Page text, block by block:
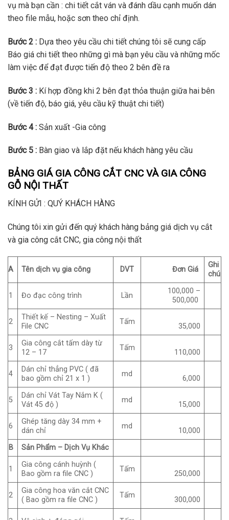
vụ mà bạn cần : chi tiết cắt ván và đánh dầu cạnh muốn dán
theo file mẫu, hoặc sơn theo chỉ định.
Bước 2 : Dựa theo yêu cầu chi tiết chúng tôi sẽ cung cấp
Báo giá chi tiết theo những gì mà bạn yêu cầu và những mốc
làm việc để đạt được tiến độ theo 2 bên đề ra
Bước 3 : Kí hợp đồng khi 2 bên đạt thỏa thuận giữa hai bên
(về tiến độ, báo giá, yêu cầu kỹ thuật chi tiết)
Bước 4 : Sản xuất -Gia công
Bước 5 : Bàn giao và lắp đặt nếu khách hàng yêu cầu
BẢNG GIÁ GIA CÔNG CẮT CNC VÀ GIA CÔNG
GỖ NỘI THẤT
KÍNH GỬI : QUÝ KHÁCH HÀNG
Chúng tôi xin gửi đến quý khách hàng bảng giá dịch vụ cắt
và gia công cắt CNC, gia công nội thất
A Tên dịch vụ gia công DVT Đơn Giá
Ghi
chú
1 Đo đạc công trình Lần
100,000 –
500,000
2
Thiết kế – Nesting – Xuất
File CNC
Tấm
35,000
3
Gia công cắt tấm dày từ
12 – 17
Tấm
110,000
4
Dán chỉ thẳng PVC ( đã
bao gồm chỉ 21 x 1 )
md
6,000
5
Dán chỉ Vát Tay Nắm K (
Vát 45 độ )
md
15,000
6
Ghép tăng dày 34 mm +
dán chỉ
md
10,000
B
Sản Phẩm – Dịch Vụ Khác
1
Gia công cánh huỳnh (
Bao gồm ra file CNC )
Tấm
250,000
2
Gia công hoa văn cắt CNC
( Bao gồm ra file CNC )
Tấm
300,000